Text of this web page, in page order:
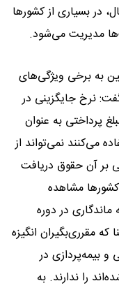
در بسیاری از کشورها
مدیریت می‌شود.
به برخی ویژگی‌های
نرخ جایگزینی در
پرداختی به عنوان
می‌کنند نمی‌تواند از
بر آن حقوق دریافت
مشاهده
در دوره
مقرری‌بگیران انگیزه
بیمه‌پردازی در
را ندارند. به